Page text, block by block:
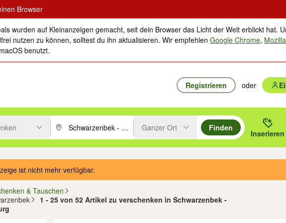
Browser
wurden auf Kleinanzeigen gemacht, seit dein Browser das Licht der Welt erblickt hat.
nutzen zu können, solltest du ihn aktualisieren. Wir empfehlenGoogle Chrome,
benutzt.
Registrieren oder
oder Vorschläge mit den Pfeiltasten nach oben/unten durchsuchen und mit
PLZ oder Ort eingeben. Eingabetaste drücken um zu suchen, oder
Ganzer Ort
Finden
Inserieren
ist nicht mehr verfügbar.
& Tauschen
1 - 25 von 52 Artikel zu verschenken in Schwarzenbek -